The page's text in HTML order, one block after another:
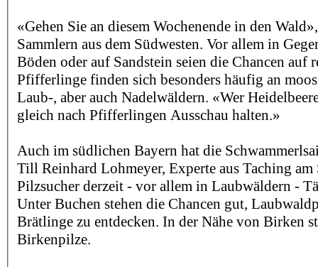
«Gehen Sie an diesem Wochenende in den
Sammlern aus dem Südwesten. Vor allem in
Böden oder auf Sandstein seien die Chancen auf
Pfifferlinge finden sich besonders häufig an
Laub-, aber auch Nadelwäldern. «Wer
gleich nach Pfifferlingen Ausschau halten.»
Auch im südlichen Bayern hat die
Till Reinhard Lohmeyer, Experte aus Taching
Pilzsucher derzeit - vor allem in Laubwäldern -
Unter Buchen stehen die Chancen gut,
Brätlinge zu entdecken. In der Nähe von Birken
Birkenpilze.